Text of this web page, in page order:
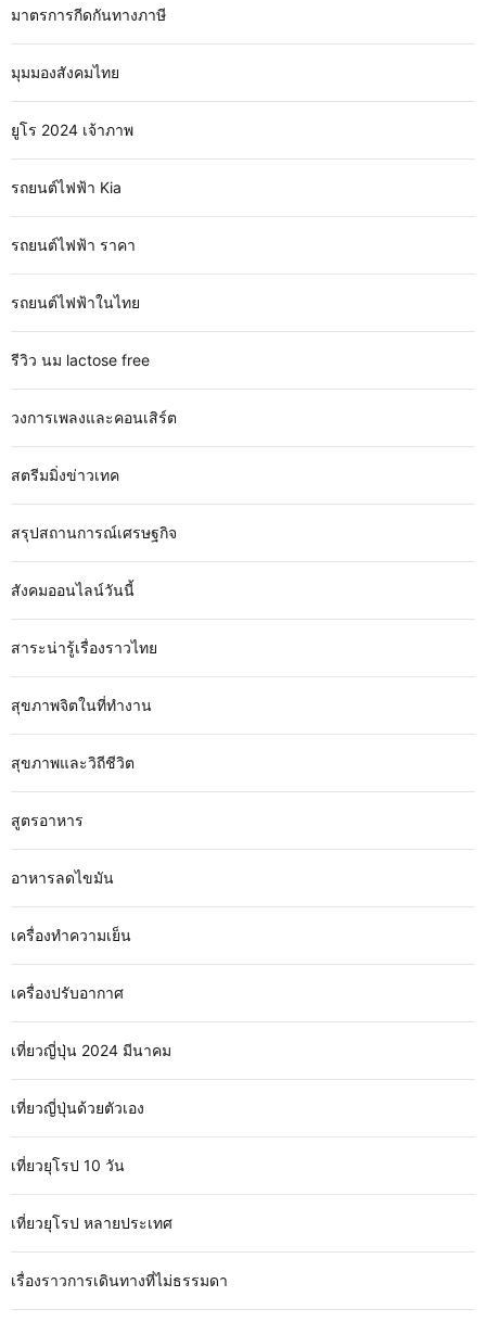
มาตรการกีดกันทางภาษี
มุมมองสังคมไทย
ยูโร 2024 เจ้าภาพ
รถยนต์ไฟฟ้า Kia
รถยนต์ไฟฟ้า ราคา
รถยนต์ไฟฟ้าในไทย
รีวิว นม lactose free
วงการเพลงและคอนเสิร์ต
สตรีมมิ่งข่าวเทค
สรุปสถานการณ์เศรษฐกิจ
สังคมออนไลน์วันนี้
สาระน่ารู้เรื่องราวไทย
สุขภาพจิตในที่ทำงาน
สุขภาพและวิถีชีวิต
สูตรอาหาร
อาหารลดไขมัน
เครื่องทำความเย็น
เครื่องปรับอากาศ
เที่ยวญี่ปุ่น 2024 มีนาคม
เที่ยวญี่ปุ่นด้วยตัวเอง
เที่ยวยุโรป 10 วัน
เที่ยวยุโรป หลายประเทศ
เรื่องราวการเดินทางที่ไม่ธรรมดา